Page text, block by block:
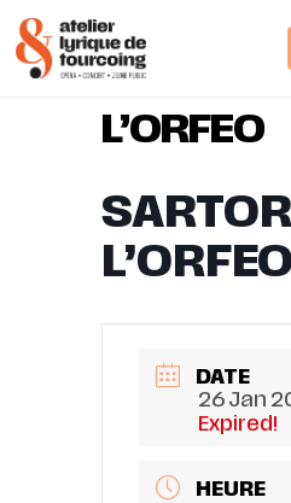
L’ORFEO
L’ORFEO
DATE
26 Jan
Expired!
HEURE